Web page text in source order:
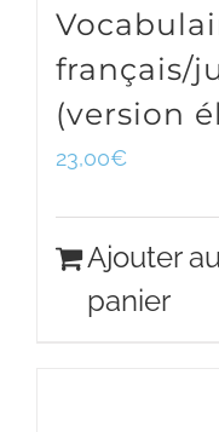
français/
(version
23,00€
Ajouter au
panier